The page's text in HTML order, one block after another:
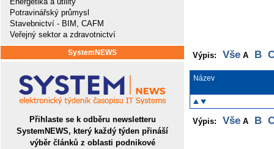
Potravinářský průmysl
Stavebnictví - BIM, CAFM
Veřejný sektor a zdravotnictví
SystemNEWS
Přihlaste se k odběru newsletteru
SystemNEWS, který každý týden přináší
výběr článků z oblasti podnikové
Výpis: Vše A B
Název
Výpis: Vše A B